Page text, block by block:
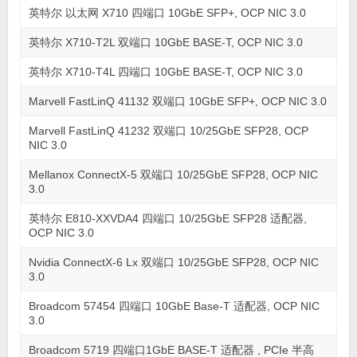
英特尔 以太网 X710 四端口 10GbE SFP+, OCP NIC 3.0
英特尔 X710-T2L 双端口 10GbE BASE-T, OCP NIC 3.0
英特尔 X710-T4L 四端口 10GbE BASE-T, OCP NIC 3.0
Marvell FastLinQ 41132 双端口 10GbE SFP+, OCP NIC 3.0
Marvell FastLinQ 41232 双端口 10/25GbE SFP28, OCP
NIC 3.0
Mellanox ConnectX-5 双端口 10/25GbE SFP28, OCP NIC
3.0
英特尔 E810-XXVDA4 四端口 10/25GbE SFP28 适配器,
OCP NIC 3.0
Nvidia ConnectX-6 Lx 双端口 10/25GbE SFP28, OCP NIC
3.0
Broadcom 57454 四端口 10GbE Base-T 适配器, OCP NIC
3.0
Broadcom 5719 四端口1GbE BASE-T 适配器 , PCIe 半高